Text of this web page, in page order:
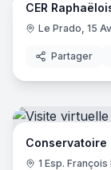
CER
Le Prado, 15
Partager
Conservatoire
1 Esp.